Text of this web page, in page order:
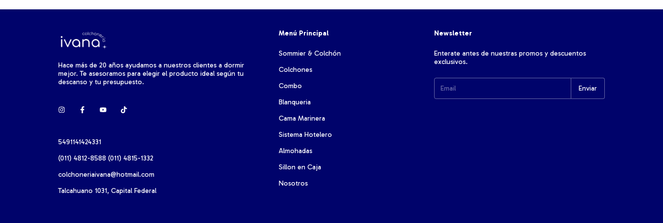
Hace más de 20 años ayudamos a nuestros clientes a dormir
mejor. Te asesoramos para elegir el producto ideal según tu
descanso y tu presupuesto.
5491141424331
(011) 4812-8588 (011) 4815-1332
colchoneriaivana@hotmail.com
Talcahuano 1031, Capital Federal
Menú Principal
Sommier & Colchón
Colchones
Combo
Blanqueria
Cama Marinera
Sistema Hotelero
Almohadas
Sillon en Caja
Nosotros
Newsletter
Enterate antes de nuestras promos y descuentos
exclusivos.